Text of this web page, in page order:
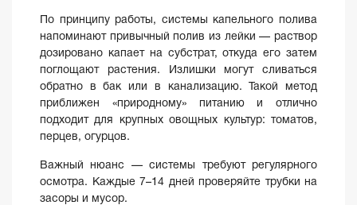
По принципу работы, системы капельного полива
напоминают привычный полив из лейки — раствор
дозировано капает на субстрат, откуда его затем
поглощают растения. Излишки могут сливаться
обратно в бак или в канализацию. Такой метод
приближен «природному» питанию и отлично
подходит для крупных овощных культур: томатов,
перцев, огурцов.
Важный нюанс — системы требуют регулярного
осмотра. Каждые 7–14 дней проверяйте трубки на
засоры и мусор.